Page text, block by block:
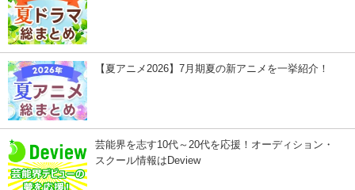
【夏アニメ2026】7月期夏の新アニメを一挙紹介！
芸能界を志す10代～20代を応援！オーディション・
スクール情報はDeview